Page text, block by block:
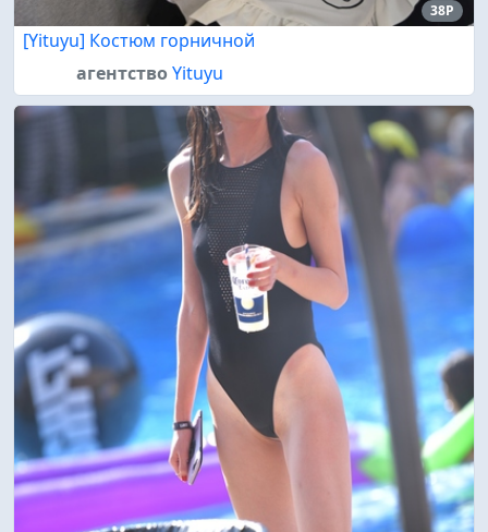
38P
[Yituyu] Костюм горничной
агентствоYituyu